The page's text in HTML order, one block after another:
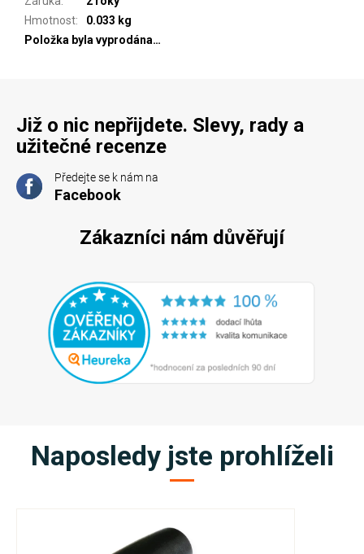
Hmotnost:
0.033 kg
Položka byla vyprodána…
Již o nic nepřijdete. Slevy, rady a
užitečné recenze
Předejte se k nám na
Facebook
Zákazníci nám důvěřují
Naposledy jste prohlíželi